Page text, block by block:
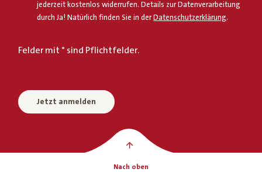
jederzeit kostenlos widerrufen. Details zur Datenverarbeitung
durch Ja! Natürlich finden Sie in der Datenschutzerklärung.
Felder mit * sind Pflichtfelder.
Jetzt anmelden
Nach oben